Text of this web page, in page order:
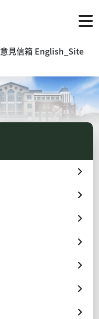
意見信箱 English_Site